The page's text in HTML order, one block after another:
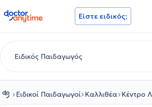
doctoranytime Είστε ειδικός;
Ειδικοί Παιδαγωγοί Καλλιθέα Κέντρο